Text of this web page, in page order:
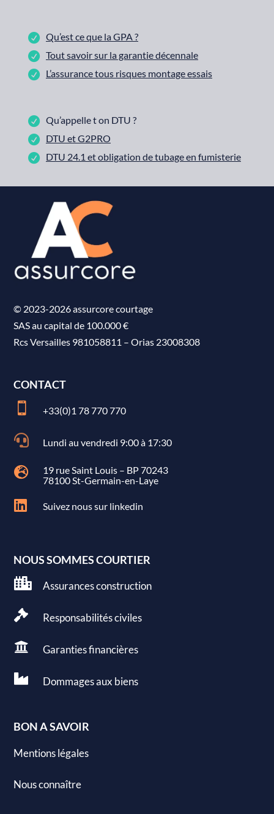
Qu’est ce que la GPA ?
Tout savoir sur la garantie décennale
L’assurance tous risques montage essais
Qu’appelle t on DTU ?
DTU et G2PRO
DTU 24.1 et obligation de tubage en fumisterie
© 2023-2026 assurcore courtage
SAS au capital de 100.000 €
Rcs Versailles 981058811 –Orias 23008308
CONTACT
 +33(0)1 78 770 770
 Lundi au vendredi 9:00 à 17:30

19 rue Saint Louis – BP 70243
78100 St-Germain-en-Laye
 Suivez nous sur linkedin
NOUS SOMMES COURTIER
 Assurances construction
 Responsabilités civiles
 Garantiesfinancières
 Dommages aux biens
BON A SAVOIR
Mentions légales
Nous connaître